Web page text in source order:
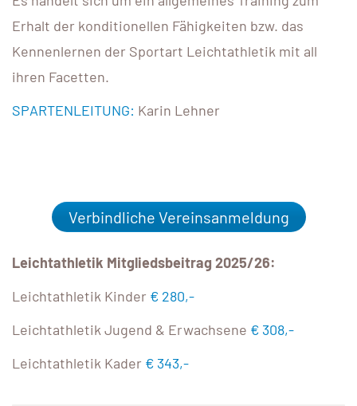
Erhalt der konditionellen Fähigkeiten bzw. das
Kennenlernen der Sportart Leichtathletik mit all
ihren Facetten.
SPARTENLEITUNG: Karin Lehner
Verbindliche Vereinsanmeldung
Leichtathletik Mitgliedsbeitrag 2025/26:
Leichtathletik Kinder € 280,-
Leichtathletik Jugend & Erwachsene € 308,-
Leichtathletik Kader € 343,-